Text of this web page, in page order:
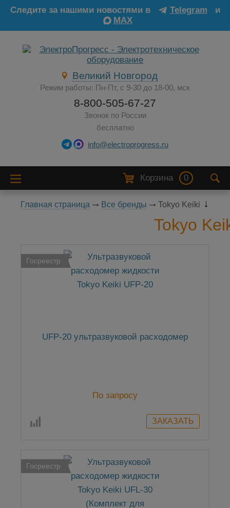
Следите за нашими новостями в Telegram
и
MAX
Великий Новгород
Режим работы: Пн-Пт, с 9-30 до 18-00, мск
8-800-505-67-27
Звонок по России
бесплатно
info@electroprogress.ru
Корзина 0
Главная страница Все бренды Tokyo Keiki
Tokyo
Госреестр
UFP-20 ультразвуковой расходомер
По запросу
Госреестр